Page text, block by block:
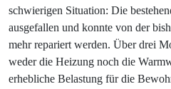
schwierigen Situation: Die
ausgefallen und konnte von der
mehr repariert werden. Über drei
weder die Heizung noch die
erhebliche Belastung für die